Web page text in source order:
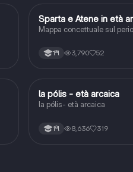
Storia
Mappa concettuale sul
1ªl 3,790 52
Storia
la pólis - età arcaica
la pólis- età arcaica
1ªl 8,636 319